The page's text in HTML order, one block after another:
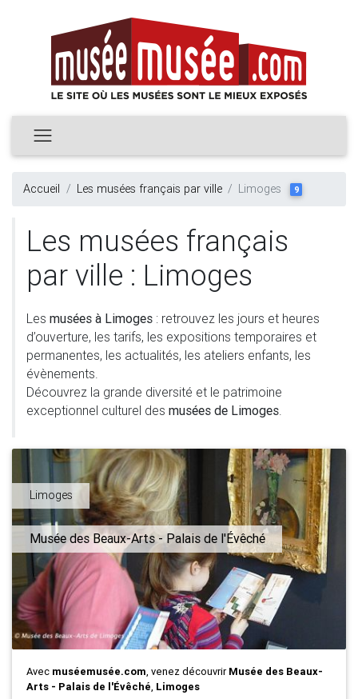
Accueil Les musées français par ville Limoges 9
Les musées français
par ville : Limoges
Les musées à Limoges: retrouvez les jours et heures
d’ouverture, les tarifs, les expositions temporaires et
permanentes, les actualités, les ateliers enfants, les
évènements.
Découvrez la grande diversité et le patrimoine
exceptionnel culturel des musées de Limoges.
Limoges
Musée des Beaux-Arts - Palais de l'Évêché
Avec muséemusée.com, venez découvrirMusée des Beaux-
Arts - Palais de l'Évêché, Limoges